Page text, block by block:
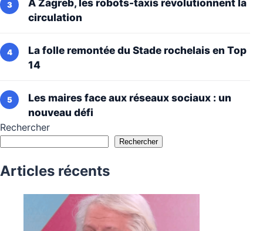
circulation
La folle remontée du Stade rochelais en Top
14
Les maires face aux réseaux sociaux : un
nouveau défi
Rechercher
Rechercher
Articles récents